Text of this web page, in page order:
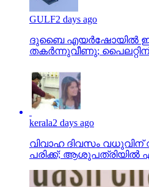
GULF2 days ago
ദുബൈ എയര്‍ഷോയില്‍
തകര്‍ന്നുവീണു;
kerala2 days ago
വിവാഹ ദിവസം
പരിക്ക്; ആശുപത്രിയില്‍